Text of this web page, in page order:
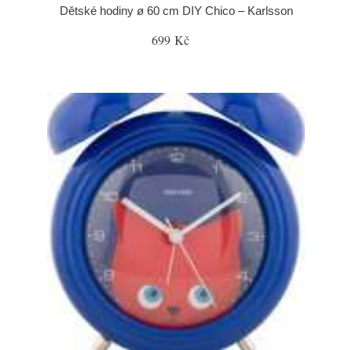
Dětské hodiny ø 60 cm DIY Chico – Karlsson
699 Kč